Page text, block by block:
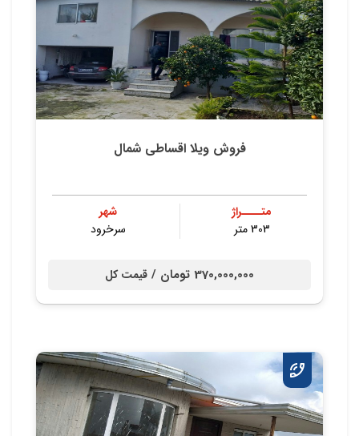
فروش ویلا اقساطی شمال
متــــراژ
303 متر
شهر
سرخرود
370,000,000 تومان / قیمت کل